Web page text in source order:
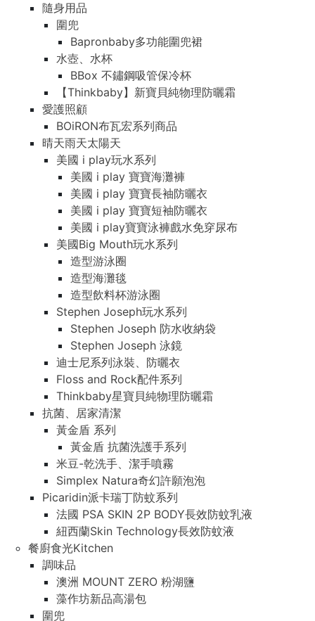
隨身用品
圍兜
Bapronbaby多功能圍兜裙
水壺、水杯
BBox 不鏽鋼吸管保冷杯
【Thinkbaby】新寶貝純物理防曬霜
愛護照顧
BOiRON布瓦宏系列商品
晴天雨天太陽天
美國 i play玩水系列
美國 i play 寶寶海灘褲
美國 i play 寶寶長袖防曬衣
美國 i play 寶寶短袖防曬衣
美國 i play寶寶泳褲戲水免穿尿布
美國Big Mouth玩水系列
造型游泳圈
造型海灘毯
造型飲料杯游泳圈
Stephen Joseph玩水系列
Stephen Joseph 防水收納袋
Stephen Joseph 泳鏡
迪士尼系列泳裝、防曬衣
Floss and Rock配件系列
Thinkbaby星寶貝純物理防曬霜
抗菌、居家清潔
黃金盾 系列
黃金盾 抗菌洗護手系列
米豆-乾洗手、潔手噴霧
Simplex Natura奇幻許願泡泡
Picaridin派卡瑞丁防蚊系列
法國 PSA SKIN 2P BODY長效防蚊乳液
紐西蘭Skin Technology長效防蚊液
餐廚食光Kitchen
調味品
澳洲 MOUNT ZERO 粉湖鹽
藻作坊新品高湯包
圍兜